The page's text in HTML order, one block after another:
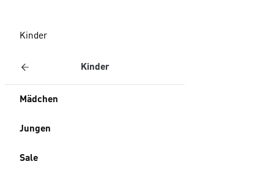
Kinder
Kinder
Mädchen
Jungen
Sale